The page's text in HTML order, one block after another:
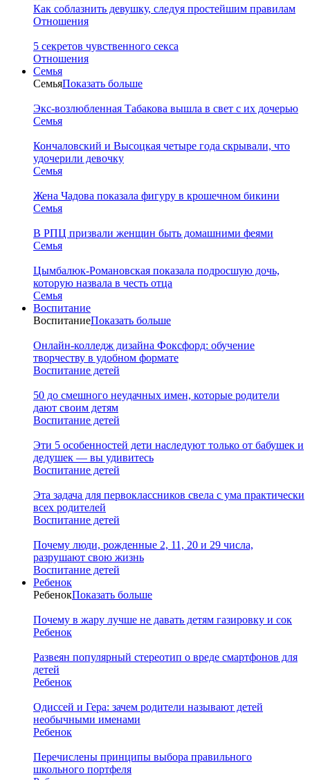
Как соблазнить девушку, следуя простейшим правилам
Отношения
5 секретов чувственного секса
Отношения
Семья
СемьяПоказать больше
Экс-возлюбленная Табакова вышла в свет с их дочерью
Семья
Кончаловский и Высоцкая четыре года скрывали, что
удочерили девочку
Семья
Жена Чадова показала фигуру в крошечном бикини
Семья
В РПЦ призвали женщин быть домашними феями
Семья
Цымбалюк-Романовская показала подросшую дочь,
которую назвала в честь отца
Семья
Воспитание
ВоспитаниеПоказать больше
Онлайн-колледж дизайна Фоксфорд: обучение
творчеству в удобном формате
Воспитание детей
50 до смешного неудачных имен, которые родители
дают своим детям
Воспитание детей
Эти 5 особенностей дети наследуют только от бабушек и
дедушек — вы удивитесь
Воспитание детей
Эта задача для первоклассников свела с ума практически
всех родителей
Воспитание детей
Почему люди, рожденные 2, 11, 20 и 29 числа,
разрушают свою жизнь
Воспитание детей
Ребенок
РебенокПоказать больше
Почему в жару лучше не давать детям газировку и сок
Ребенок
Развеян популярный стереотип о вреде смартфонов для
детей
Ребенок
Одиссей и Гера: зачем родители называют детей
необычными именами
Ребенок
Перечислены принципы выбора правильного
школьного портфеля